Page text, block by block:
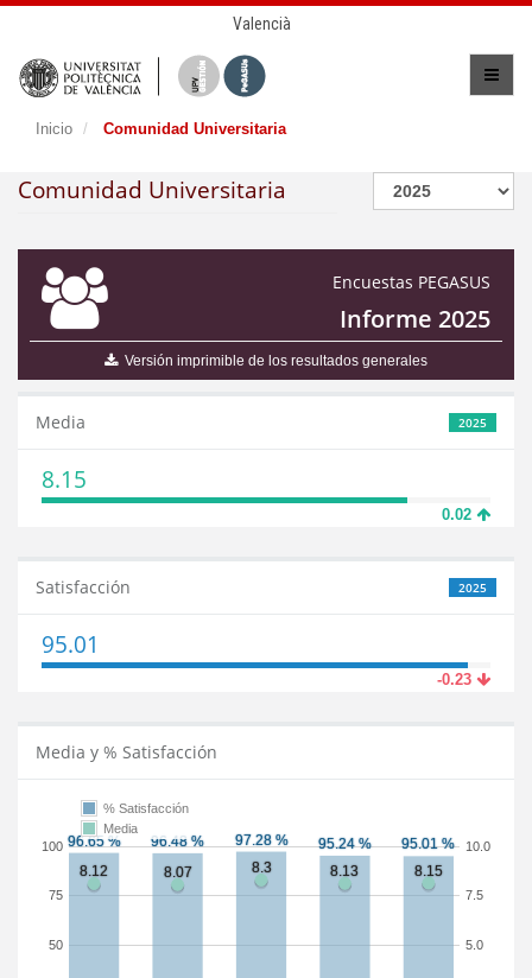
Valencià
Inicio Comunidad Universitaria
Comunidad Universitaria
Encuestas PEGASUS
Informe 2025
Versión imprimible de los resultados generales
2025
Media
8.15
0.02
2025
Satisfacción
95.01
-0.23
Media y % Satisfacción
50
75
100
5.0
7.5
10.0
% Satisfacción
Media